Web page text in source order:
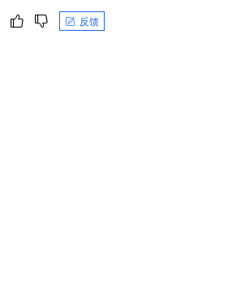
反馈